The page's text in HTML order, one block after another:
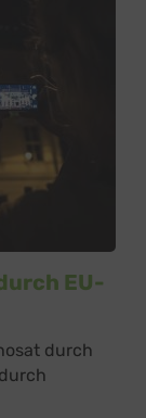
EU-
durch